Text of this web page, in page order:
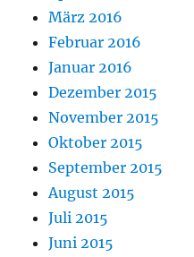
März 2016
Februar 2016
Januar 2016
Dezember 2015
November 2015
Oktober 2015
September 2015
August 2015
Juli 2015
Juni 2015